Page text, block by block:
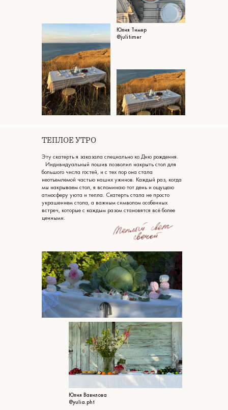
Юлия Тимер
@julitimer
ТЕПЛОЕ УТРО
Эту скатерть я заказала специально ко Дню рождения.
Индивидуальный пошив позволил накрыть стол для
большого числа гостей, и с тех пор она стала
неотъемлемой частью наших ужинов. Каждый раз, когда
мы накрываем стол, я вспоминаю тот день и ощущаю
атмосферу уюта и тепла. Скатерть стала не просто
украшением стола, а важным символом особенных
встреч, которые с каждым разом становятся всё более
ценными.
Юлия Вавилова
@yulia.pht